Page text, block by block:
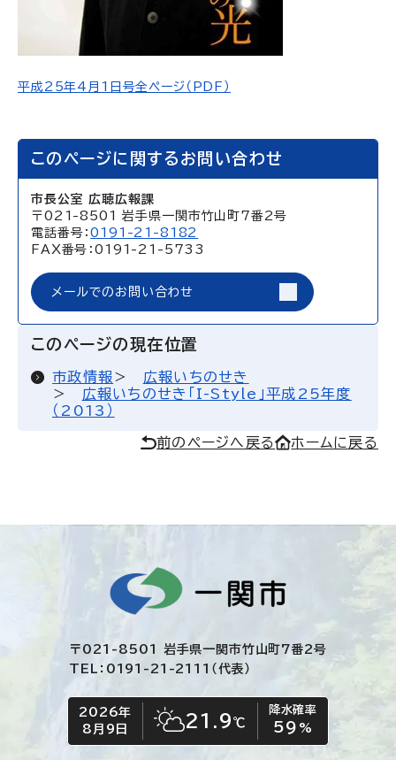
平成25年4月1日号全ページ（PDF）
このページに関するお問い合わせ
市長公室 広聴広報課
〒021-8501 岩手県一関市竹山町7番2号
電話番号：0191-21-8182
FAX番号：0191-21-5733
メールでのお問い合わせ
このページの現在位置
市政情報
広報いちのせき
広報いちのせき「I-Style」平成25年度
（2013）
前のページへ戻る ホームに戻る
〒021-8501 岩手県一関市竹山町7番2号
TEL：0191-21-2111（代表）
今日の日付
2026年
8月9日
今日の天気
晴れ時々くもり
21.9℃
降水確率
59 %